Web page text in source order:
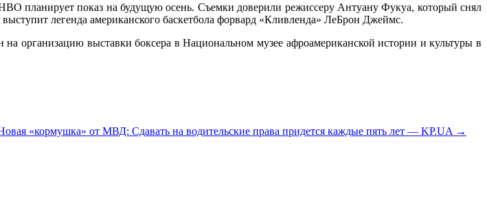
планирует показ на будущую осень. Съемки доверили режиссеру Антуану Фукуа, который снял
легенда американского баскетбола форвард «Кливленда» ЛеБрон Джеймс.
организацию выставки боксера в Национальном музее афроамериканской истории и культуры в
«кормушка» от МВД: Сдавать на водительские права придется каждые пять лет — KP.UA →